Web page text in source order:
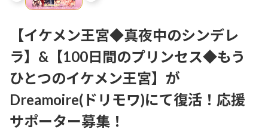
【イケメン王宮◆真夜中のシンデレ
ラ】&【100日間のプリンセス◆もう
ひとつのイケメン王宮】が
Dreamoire(ドリモワ)にて復活！応援
サポーター募集！